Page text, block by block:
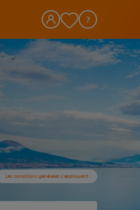
Les conditions générales s’appliquent